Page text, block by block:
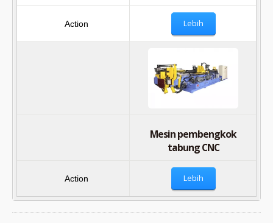
Lebih
Mesin pembengkok
tabung CNC
Lebih